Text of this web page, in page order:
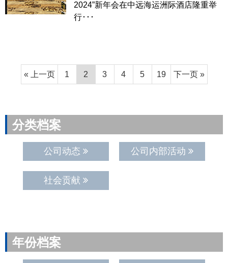
2024”新年会在中远海运洲际酒店隆重举
行･･･
« 上一页 1 2 3 4 5 19 下一页 »
分类档案
公司动态 公司内部活动
社会贡献
年份档案